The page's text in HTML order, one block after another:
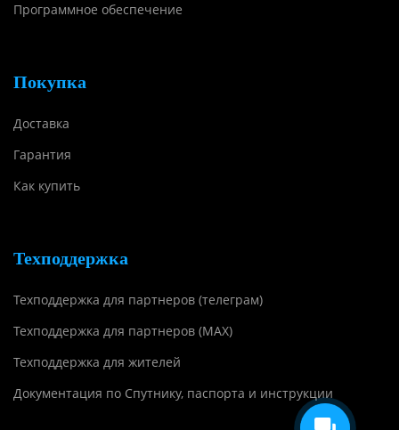
Программное обеспечение
Покупка
Доставка
Гарантия
Как купить
Техподдержка
Техподдержка для партнеров (телеграм)
Техподдержка для партнеров (MAX)
Техподдержка для жителей
Документация по Спутнику, паспорта и инструкции